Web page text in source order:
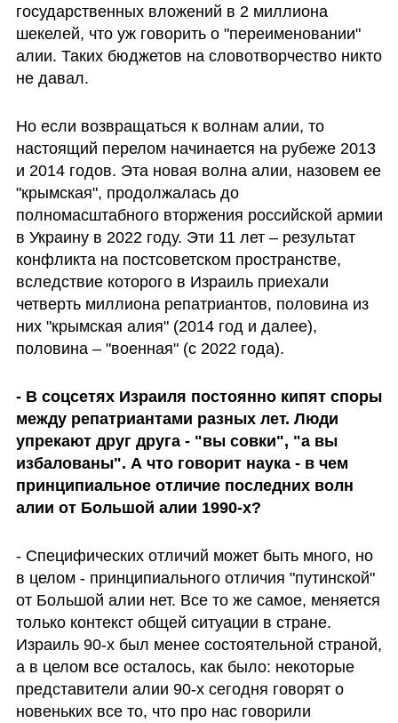
государственных вложений в 2 миллиона
шекелей, что уж говорить о "переименовании"
алии. Таких бюджетов на словотворчество никто
не давал.
Но если возвращаться к волнам алии, то
настоящий перелом начинается на рубеже 2013
и 2014 годов. Эта новая волна алии, назовем ее
"крымская", продолжалась до
полномасштабного вторжения российской армии
в Украину в 2022 году. Эти 11 лет – результат
конфликта на постсоветском пространстве,
вследствие которого в Израиль приехали
четверть миллиона репатриантов, половина из
них "крымская алия" (2014 год и далее),
половина – "военная" (с 2022 года).
- В соцсетях Израиля постоянно кипят споры
между репатриантами разных лет. Люди
упрекают друг друга - "вы совки", "а вы
избалованы". А что говорит наука - в чем
принципиальное отличие последних волн
алии от Большой алии 1990-х?
- Специфических отличий может быть много, но
в целом - принципиального отличия "путинской"
от Большой алии нет. Все то же самое, меняется
только контекст общей ситуации в стране.
Израиль 90-х был менее состоятельной страной,
а в целом все осталось, как было: некоторые
представители алии 90-х сегодня говорят о
новеньких все то, что про нас говорили